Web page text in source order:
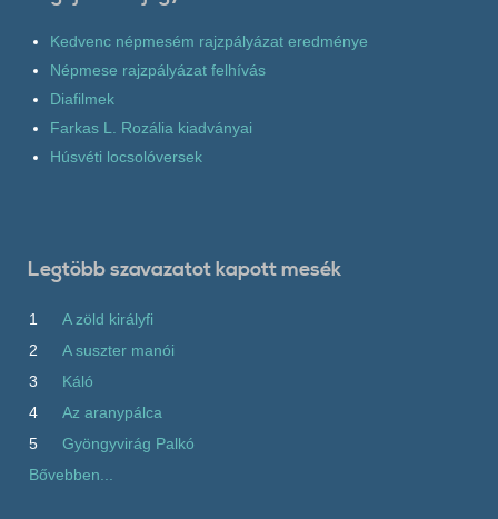
Kedvenc népmesém rajzpályázat eredménye
Népmese rajzpályázat felhívás
Diafilmek
Farkas L. Rozália kiadványai
Húsvéti locsolóversek
Legtöbb szavazatot kapott mesék
1
A zöld királyfi
2
A suszter manói
3
Káló
4
Az aranypálca
5
Gyöngyvirág Palkó
Bővebben...